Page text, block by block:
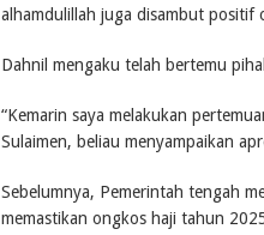
alhamdulillah juga disambut positif
Dahnil mengaku telah bertemu
“Kemarin saya melakukan
Sulaimen, beliau menyampaikan
Sebelumnya, Pemerintah tengah
memastikan ongkos haji tahun